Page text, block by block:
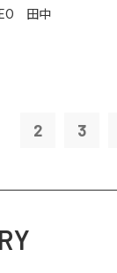
田中
2 3